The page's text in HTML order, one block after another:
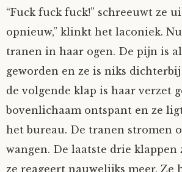
“Fuck fuck fuck!” schreeuwt ze
opnieuw,” klinkt het laconiek.
tranen in haar ogen. De pijn is
geworden en ze is niks
de volgende klap is haar verzet
bovenlichaam ontspant en ze
het bureau. De tranen stromen
wangen. De laatste drie klappen
ze reageert nauwelijks meer. Ze